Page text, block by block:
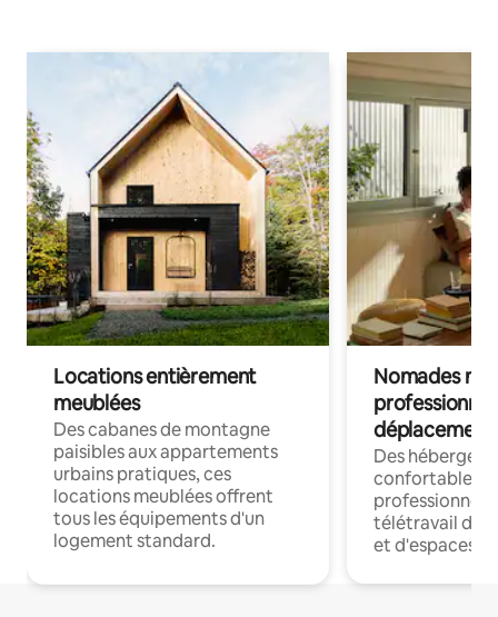
Locations entièrement
meublées
Des cabanes de montagne
paisibles aux appartements
urbains pratiques, ces
locations meublées offrent
tous les équipements d'un
logement standard.
Nomades
déplacement
Des
confortables
professionnels
télétravail
et d'espaces